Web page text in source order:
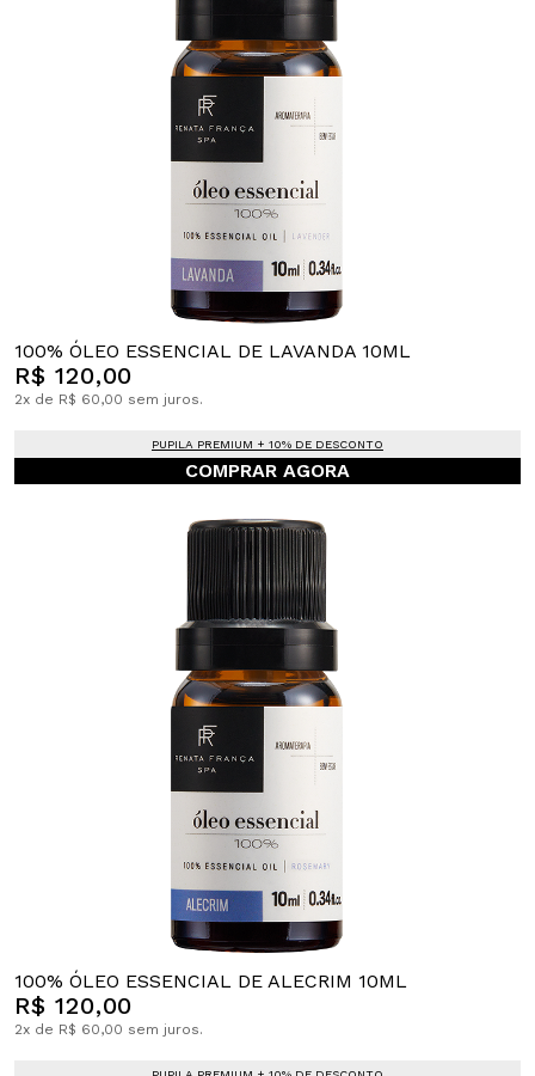
100% ÓLEO ESSENCIAL DE LAVANDA 10ML
R$ 120,00
2x de R$ 60,00 sem juros.
PUPILA PREMIUM + 10% DE DESCONTO
COMPRAR AGORA
100% ÓLEO ESSENCIAL DE ALECRIM 10ML
R$ 120,00
2x de R$ 60,00 sem juros.